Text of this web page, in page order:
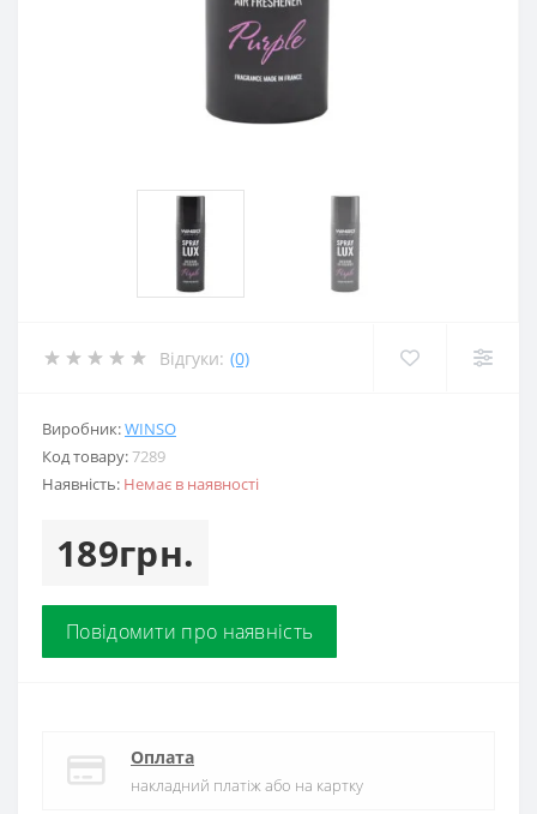
Відгуки: (0)
Виробник:WINSO
Код товару:7289
Наявність: Немає в наявності
189грн.
Повідомити про наявність
Оплата
накладний платіж або на картку